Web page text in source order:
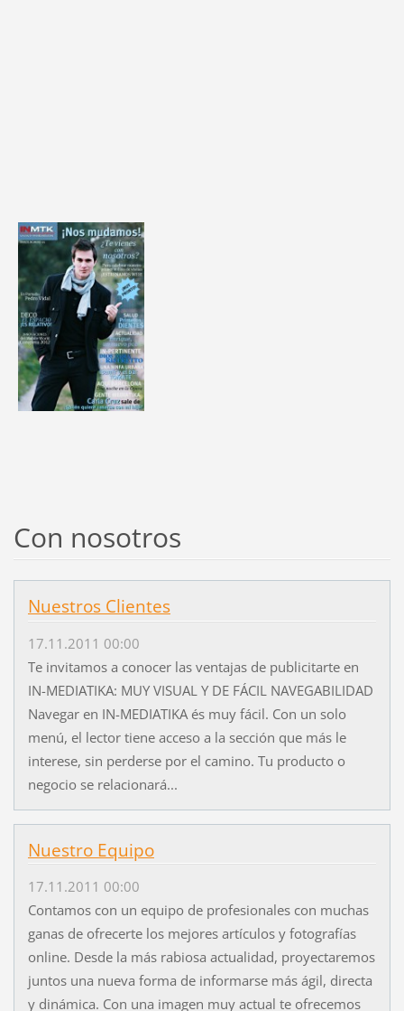
Con nosotros
Nuestros Clientes
17.11.2011 00:00
Te invitamos a conocer las ventajas de publicitarte en
IN-MEDIATIKA: MUY VISUAL Y DE FÁCIL NAVEGABILIDAD
Navegar en IN-MEDIATIKA és muy fácil. Con un solo
menú, el lector tiene acceso a la sección que más le
interese, sin perderse por el camino. Tu producto o
negocio se relacionará...
Nuestro Equipo
17.11.2011 00:00
Contamos con un equipo de profesionales con muchas
ganas de ofrecerte los mejores artículos y fotografías
online. Desde la más rabiosa actualidad, proyectaremos
juntos una nueva forma de informarse más ágil, directa
y dinámica. Con una imagen muy actual te ofrecemos